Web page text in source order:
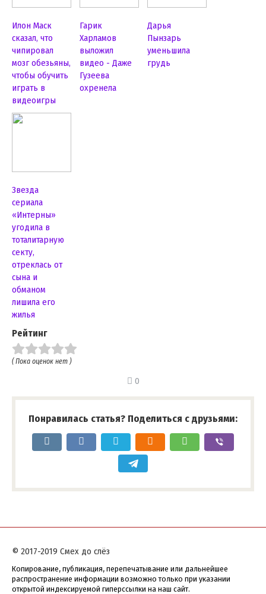
Илон Маск
сказал, что
чипировал
мозг обезьяны,
чтобы обучить
играть в
видеоигры
Гарик
Харламов
выложил
видео - Даже
Гузеева
охренела
Дарья
Пынзарь
уменьшила
грудь
Звезда
сериала
«Интерны»
угодила в
тоталитарную
секту,
отреклась от
сына и
обманом
лишила его
жилья
Рейтинг
( Пока оценок нет )
0
Понравилась статья? Поделиться с друзьями:
© 2017-2019 Смех до слёз
Копирование, публикация, перепечатывание или дальнейшее
распространение информации возможно только при указании
открытой индексируемой гиперссылки на наш сайт.